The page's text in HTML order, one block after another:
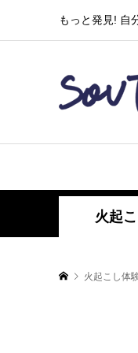
もっと発見! 自
火起
火起こし体